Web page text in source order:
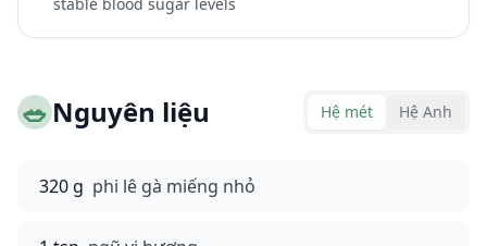
🥗Nguyên liệu Hệ mét Hệ Anh
320 g phi lê gà miếng nhỏ